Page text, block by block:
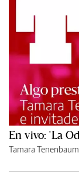
En vivo: 'La
Tamara Tenenbaum